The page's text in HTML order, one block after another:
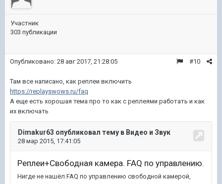
Участник
303 публикации
#10
Опубликовано: 28 авг 2017, 21:28:05
Там все написано, как реплеи включить
https://replayswows.ru/faq
А еще есть хорошая тема про то как с реплеями работать и как
их включать